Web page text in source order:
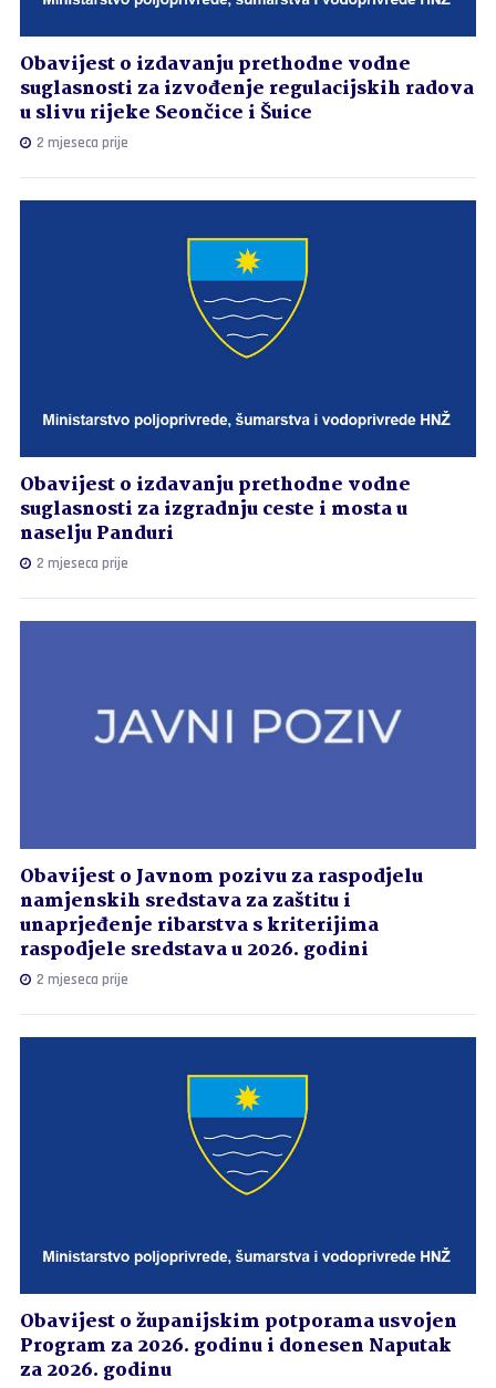
Obavijest o izdavanju prethodne vodne
suglasnosti za izvođenje regulacijskih radova
u slivu rijeke Seončice i Šuice
2 mjeseca prije
Obavijest o izdavanju prethodne vodne
suglasnosti za izgradnju ceste i mosta u
naselju Panduri
2 mjeseca prije
Obavijest o Javnom pozivu za raspodjelu
namjenskih sredstava za zaštitu i
unaprjeđenje ribarstva s kriterijima
raspodjele sredstava u 2026. godini
2 mjeseca prije
Obavijest o županijskim potporama usvojen
Program za 2026. godinu i donesen Naputak
za 2026. godinu